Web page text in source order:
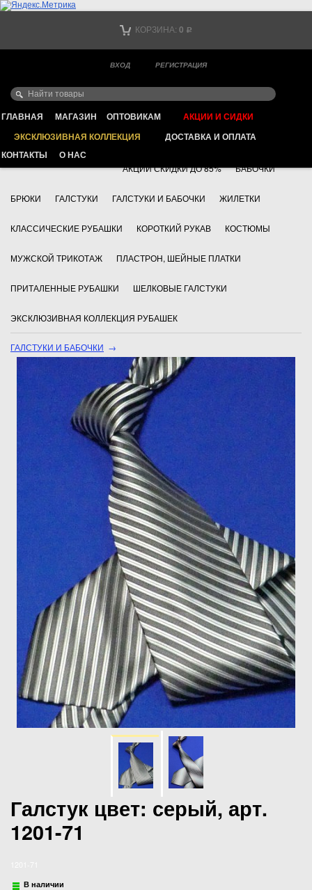
КОРЗИНА: 0 Р
ВХОД РЕГИСТРАЦИЯ
ГЛАВНАЯ МАГАЗИН ОПТОВИКАМ
АКЦИИ И СИДКИ
ЭКСКЛЮЗИВНАЯ КОЛЛЕКЦИЯ
ДОСТАВКА И ОПЛАТА
КОНТАКТЫ
О НАС
Ваш город -
ИНТЕРНЕТ МАГАЗИН КЛАССИЧЕСКОЙ МУЖСКОЙ ОДЕЖДЫ
+7 495 783 69 17 АКСЕССУАРЫ
АКЦИИ СКИДКИ ДО 85% БАБОЧКИ
БРЮКИ ГАЛСТУКИ ГАЛСТУКИ И БАБОЧКИ ЖИЛЕТКИ
КЛАССИЧЕСКИЕ РУБАШКИ КОРОТКИЙ РУКАВ КОСТЮМЫ
МУЖСКОЙ ТРИКОТАЖ ПЛАСТРОН, ШЕЙНЫЕ ПЛАТКИ
ПРИТАЛЕННЫЕ РУБАШКИ ШЕЛКОВЫЕ ГАЛСТУКИ
ЭКСКЛЮЗИВНАЯ КОЛЛЕКЦИЯ РУБАШЕК
ГАЛСТУКИ И БАБОЧКИ →
Галстук цвет: серый, арт.
1201-71
В наличии